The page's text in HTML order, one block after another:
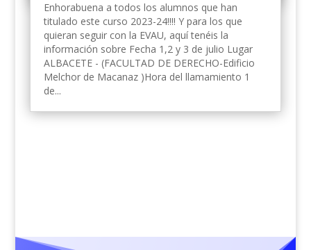
Enhorabuena a todos los alumnos que han
titulado este curso 2023-24!!!! Y para los que
quieran seguir con la EVAU, aquí tenéis la
información sobre Fecha 1,2 y 3 de julio Lugar
ALBACETE - (FACULTAD DE DERECHO-Edificio
Melchor de Macanaz )Hora del llamamiento 1
de...